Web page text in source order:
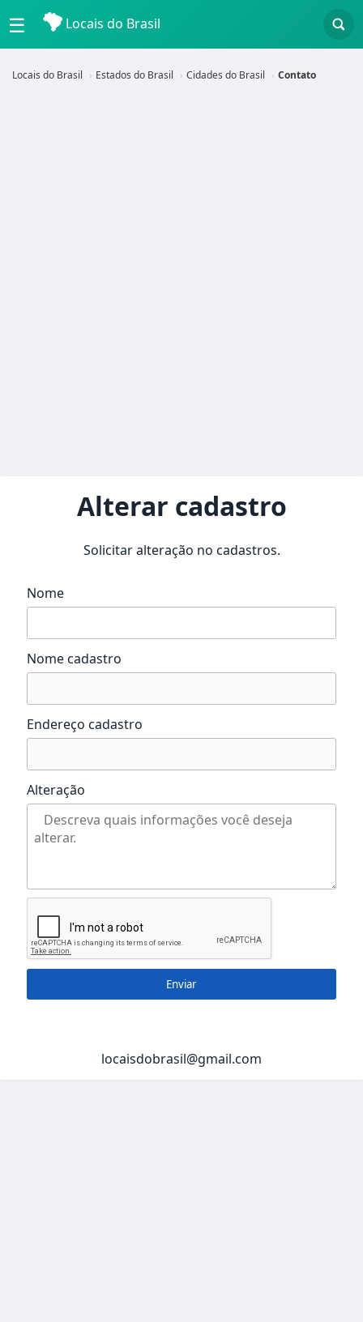
☰ Locais do Brasil
Locais do Brasil Estados do Brasil Cidades do Brasil Contato
Alterar cadastro
Solicitar alteração no cadastros.
Nome
Nome cadastro
Endereço cadastro
Alteração
Enviar
locaisdobrasil@gmail.com